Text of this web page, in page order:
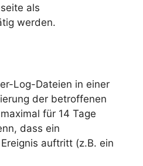
als
werden.
Log-Dateien in einer
der betroffenen
für 14 Tage
dass ein
auftritt (z.B. ein